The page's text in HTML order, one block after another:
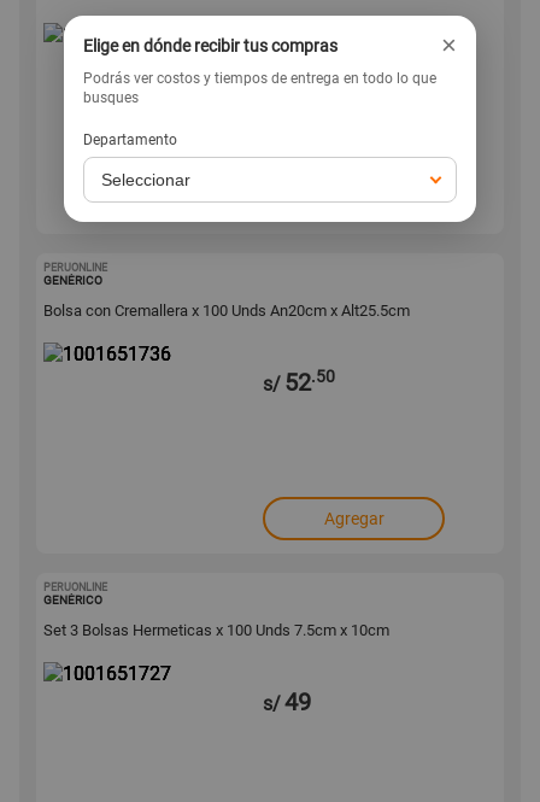
49
Agregar
PERUONLINE
GENÉRICO
Bolsa con Cremallera x 100 Unds An20cm x Alt25.5cm
s/ 52.50
Agregar
PERUONLINE
GENÉRICO
Set 3 Bolsas Hermeticas x 100 Unds 7.5cm x 10cm
s/49
Elige en dónde recibir tus compras ×
Podrás ver costos y tiempos de entrega en todo lo que
busques
Departamento